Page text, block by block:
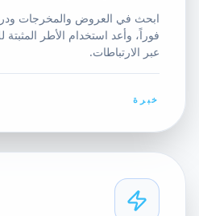
ابحث في العروض والمخرجات
فوراً، وأعد استخدام الأطر
عبر الارتباطات.
خبرة